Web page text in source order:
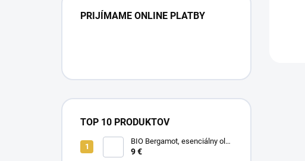
PRIJÍMAME ONLINE PLATBY
TOP 10 PRODUKTOV
BIO Bergamot, esenciálny olej
10 ml
9 €